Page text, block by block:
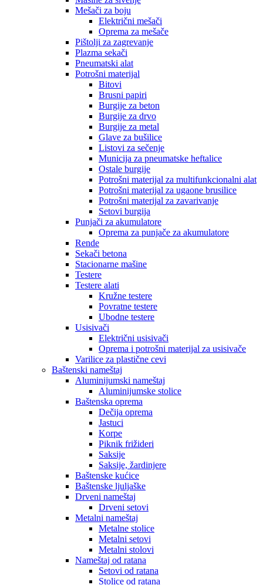
Mešači za boju
Električni mešači
Oprema za mešače
Pištolji za zagrevanje
Plazma sekači
Pneumatski alat
Potrošni materijal
Bitovi
Brusni papiri
Burgije za beton
Burgije za drvo
Burgije za metal
Glave za bušilice
Listovi za sečenje
Municija za pneumatske heftalice
Ostale burgije
Potrošni materijal za multifunkcionalni alat
Potrošni materijal za ugaone brusilice
Potrošni materijal za zavarivanje
Setovi burgija
Punjači za akumulatore
Oprema za punjače za akumulatore
Rende
Sekači betona
Stacionarne mašine
Testere
Testere alati
Kružne testere
Povratne testere
Ubodne testere
Usisivači
Električni usisivači
Oprema i potrošni materijal za usisivače
Varilice za plastične cevi
Baštenski nameštaj
Aluminijumski nameštaj
Aluminijumske stolice
Baštenska oprema
Dečija oprema
Jastuci
Korpe
Piknik frižideri
Saksije
Saksije, žardinjere
Baštenske kućice
Baštenske ljuljaške
Drveni nameštaj
Drveni setovi
Metalni nameštaj
Metalne stolice
Metalni setovi
Metalni stolovi
Nameštaj od ratana
Setovi od ratana
Stolice od ratana